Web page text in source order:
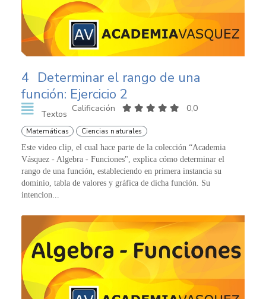
4 Determinar el rango de una
función: Ejercicio 2
Textos
Calificación 0,0
Matemáticas Ciencias naturales
Este video clip, el cual hace parte de la colección “Academia
Vásquez - Algebra - Funciones", explica cómo determinar el
rango de una función, estableciendo en primera instancia su
dominio, tabla de valores y gráfica de dicha función. Su
intencion...